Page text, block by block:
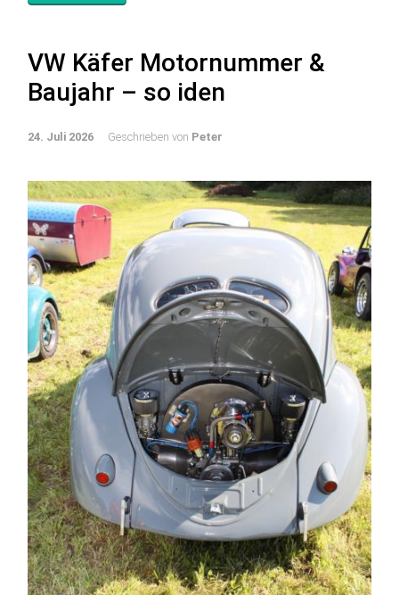
VW Käfer Motornummer &
Baujahr – so iden
24. Juli 2026 Geschrieben von Peter